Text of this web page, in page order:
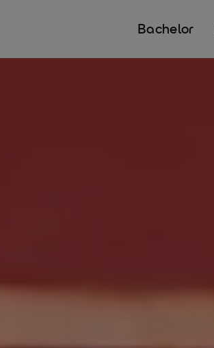
Bachelor